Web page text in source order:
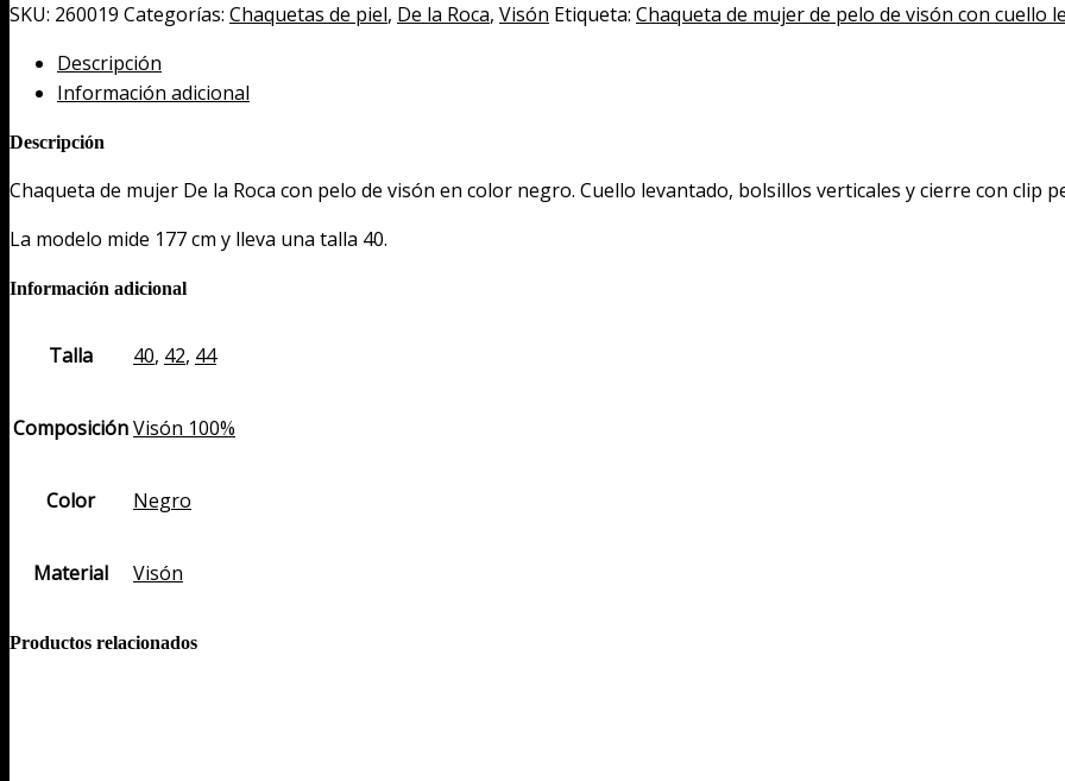
mujer
pelo
visón
cuello
cantidad
SKU: 260019 Categorías: Chaquetas de piel, De la Roca, Visón Etiqueta: Chaqueta de mujer de pelo de visón con cuello
Descripción
Información adicional
Descripción
Chaqueta de mujer De la Roca con pelo de visón en color negro. Cuello levantado, bolsillos verticales y cierre con clip
La modelo mide 177 cm y lleva una talla 40.
Información adicional
Talla 40, 42, 44
ComposiciónVisón 100%
Color Negro
Material Visón
Productos relacionados